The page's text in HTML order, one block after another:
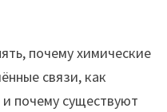
почему химические
связи, как
почему существуют